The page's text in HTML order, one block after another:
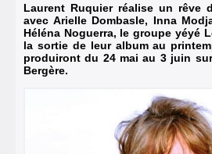
Laurent Ruquier réalise un rêve
avec Arielle Dombasle, Inna
Héléna Noguerra, le groupe yéyé
la sortie de leur album au
produi­ront du 24 mai au 3 juin
Bergère.